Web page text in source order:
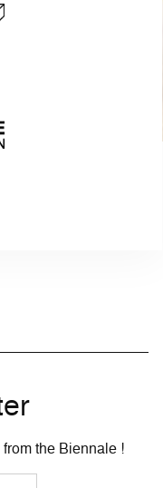
the Biennale !